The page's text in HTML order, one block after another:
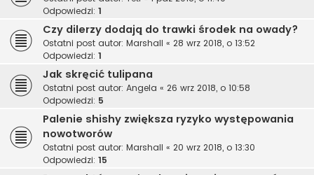
Odpowiedzi: 1
Czy dilerzy dodają do trawki środek na owady?
Ostatni post autor: Marshall « 28 wrz 2018, o 13:52
Odpowiedzi: 1
Jak skręcić tulipana
Ostatni post autor: Angela « 26 wrz 2018, o 10:58
Odpowiedzi: 5
Palenie shishy zwiększa ryzyko występowania
nowotworów
Ostatni post autor: Marshall « 20 wrz 2018, o 13:30
Odpowiedzi: 15